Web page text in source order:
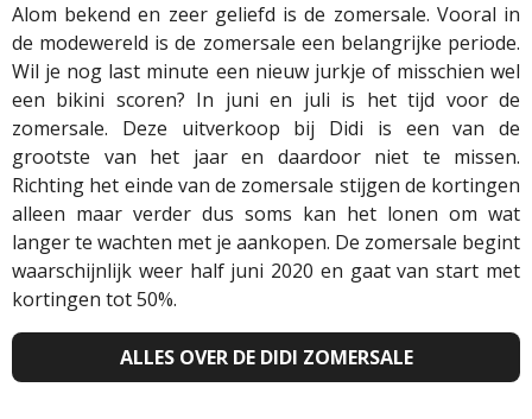
Alom bekend en zeer geliefd is de zomersale. Vooral in
de modewereld is de zomersale een belangrijke periode.
Wil je nog last minute een nieuw jurkje of misschien wel
een bikini scoren? In juni en juli is het tijd voor de
zomersale. Deze uitverkoop bij Didi is een van de
grootste van het jaar en daardoor niet te missen.
Richting het einde van de zomersale stijgen de kortingen
alleen maar verder dus soms kan het lonen om wat
langer te wachten met je aankopen. De zomersale begint
waarschijnlijk weer half juni 2020 en gaat van start met
kortingen tot 50%.
ALLES OVER DE DIDI ZOMERSALE